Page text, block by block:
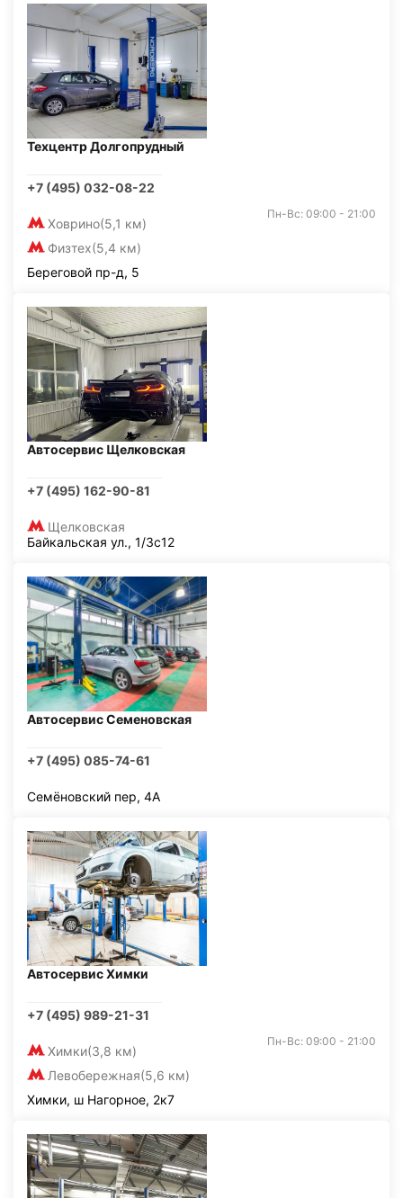
Техцентр Долгопрудный
+7 (495) 032-08-22
Ховрино(5,1 км)
Физтех(5,4 км)
Пн-Вс: 09:00 - 21:00
Береговой пр-д, 5
Автосервис Щелковская
+7 (495) 162-90-81
Щелковская
Байкальская ул., 1/3с12
Автосервис Семеновская
+7 (495) 085-74-61
Семёновский пер, 4А
Автосервис Химки
+7 (495) 989-21-31
Химки(3,8 км)
Левобережная(5,6 км)
Пн-Вс: 09:00 - 21:00
Химки, ш Нагорное, 2к7